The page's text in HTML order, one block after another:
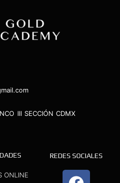
III SECCIÓN CDMX
ONLINE
REDES SOCIALES
F
I
Y